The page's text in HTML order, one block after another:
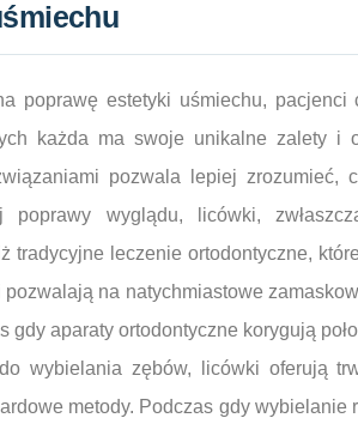
poprawę estetyki uśmiechu,
każda ma swoje unikalne zalety i
pozwala lepiej
poprawy wyglądu, licówki,
tradycyjne leczenie ortodontyczne,
pozwalają na natychmiastowe
gdy aparaty ortodontyczne korygują
wybielania zębów, licówki oferują
metody. Podczas gdy